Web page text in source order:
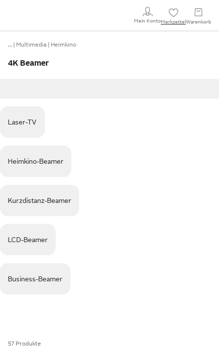
Mein KontoMerkzettel Warenkorb
… Multimedia Heimkino
4K Beamer
Laser-TV
Heimkino-Beamer
Kurzdistanz-Beamer
LCD-Beamer
Business-Beamer
57 Produkte